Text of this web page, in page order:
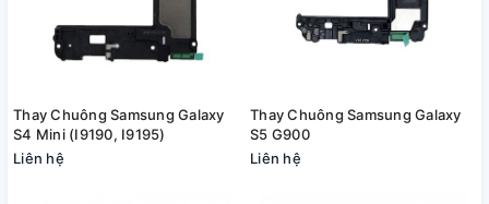
Thay Chuông Samsung Galaxy
S4 Mini (I9190, I9195)
Liên hệ
Thay Chuông Samsung Galaxy
S5 G900
Liên hệ